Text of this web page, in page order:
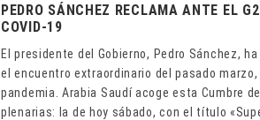
PEDRO SÁNCHEZ RECLAMA ANTE EL
COVID-19
El presidente del Gobierno, Pedro Sánchez,
el encuentro extraordinario del pasado
pandemia. Arabia Saudí acoge esta Cumbre
plenarias: la de hoy sábado, con el título